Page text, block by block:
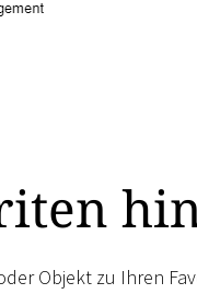
Objekt zu Ihren